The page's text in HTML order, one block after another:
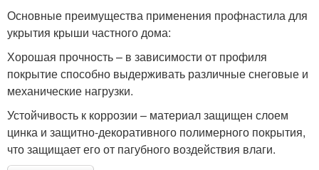
Основные преимущества применения профнастила для
укрытия крыши частного дома:
Хорошая прочность – в зависимости от профиля
покрытие способно выдерживать различные снеговые и
механические нагрузки.
Устойчивость к коррозии – материал защищен слоем
цинка и защитно-декоративного полимерного покрытия,
что защищает его от пагубного воздействия влаги.